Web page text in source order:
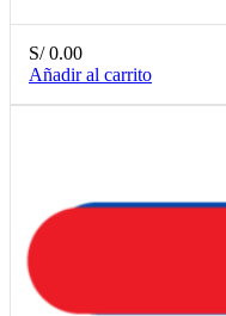
S/0.00
Añadir al carrito